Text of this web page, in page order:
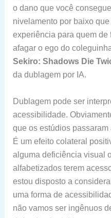
o dano que você
nivelamento por baixo
experiência para quem de
afagar o ego do
Sekiro: Shadows Die
da dublagem por IA.
Dublagem pode ser
acessibilidade.
que os estúdios
É um efeito colateral
alguma deficiência visual
alfabetizados terem
estou disposto a
uma forma de
não vamos ser ingênuos